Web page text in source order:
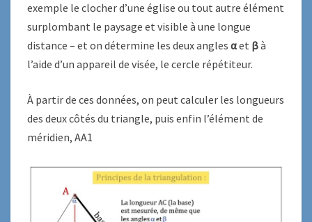
exemple le clocher d’une église ou tout autre élément
surplombant le paysage et visible à une longue
distance – et on détermine les deux angles αet βà
l’aide d’un appareil de visée, le cercle répétiteur.
À partir de ces données, on peut calculer les longueurs
des deux côtés du triangle, puis enfin l’élément de
méridien, AA1